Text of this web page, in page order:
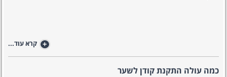
+ קרא עוד...
כמה עולה התקנת קודן לשער